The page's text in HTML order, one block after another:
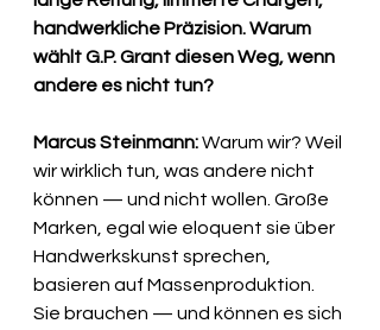
handwerkliche Präzision. Warum
wählt G.P. Grant diesen Weg, wenn
andere es nicht tun?
Marcus Steinmann: Warum wir? Weil
wir wirklich tun, was andere nicht
können — und nicht wollen. Große
Marken, egal wie eloquent sie über
Handwerkskunst sprechen,
basieren auf Massenproduktion.
Sie brauchen — und können es sich